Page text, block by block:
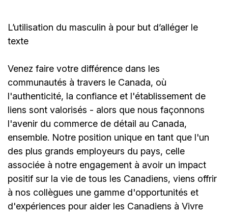
L’utilisation du masculin à pour but d’alléger le
texte
Venez faire votre différence dans les
communautés à travers le Canada, où
l'authenticité, la confiance et l'établissement de
liens sont valorisés - alors que nous façonnons
l'avenir du commerce de détail au Canada,
ensemble. Notre position unique en tant que l'un
des plus grands employeurs du pays, celle
associée à notre engagement à avoir un impact
positif sur la vie de tous les Canadiens, viens offrir
à nos collègues une gamme d'opportunités et
d'expériences pour aider les Canadiens à Vivre